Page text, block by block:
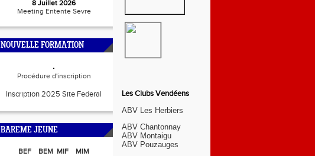
8 Juillet 2026
Meeting Entente Sevre
NOUVELLE FORMATION
Procédure d'inscription
Inscription 2025 Site Federal
BAREME JEUNE
BEF BEM MIF MIM
Les Clubs Vendéens
ABV Les Herbiers
ABV Chantonnay
ABV Montaigu
ABV Pouzauges